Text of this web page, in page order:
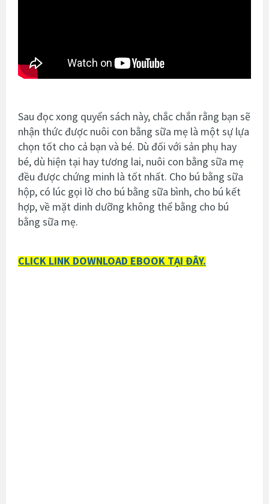
Sau đọc xong quyển sách này, chắc chắn rằng bạn sẽ
nhận thức được nuôi con bằng sữa mẹ là một sự lựa
chọn tốt cho cả bạn và bé. Dù đối với sản phụ hay
bé, dù hiện tại hay tương lai, nuôi con bằng sữa mẹ
đều được chứng minh là tốt nhất. Cho bú bằng sữa
hộp, có lúc gọi lờ cho bú bằng sữa bình, cho bú kết
hợp, về mặt dinh dưỡng không thể bằng cho bú
bằng sữa mẹ.
CLICK LINK DOWNLOAD EBOOK TẠI ĐÂY.